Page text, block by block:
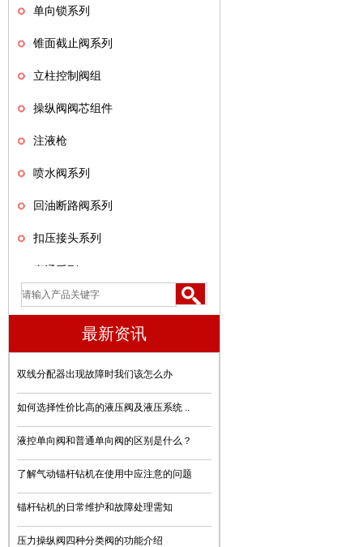
单向锁系列
锥面截止阀系列
立柱控制阀组
操纵阀阀芯组件
注液枪
喷水阀系列
回油断路阀系列
扣压接头系列
直通系列
三通系列
U型卡
自锁球阀系列
弯头系列
过滤器系列
Y型三通
最新资讯
双线分配器出现故障时我们该怎么办
如何选择性价比高的液压阀及液压系统 ..
液控单向阀和普通单向阀的区别是什么？
了解气动锚杆钻机在使用中应注意的问题
锚杆钻机的日常维护和故障处理需知
压力操纵阀四种分类阀的功能介绍